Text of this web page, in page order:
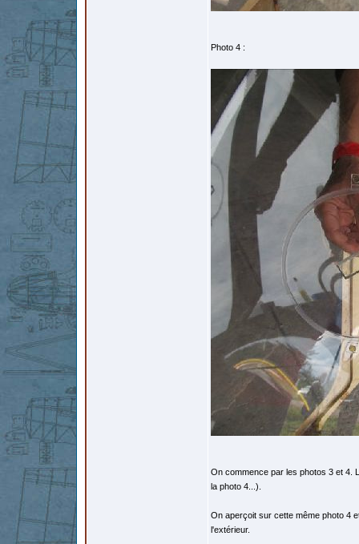
Photo 4 :
On commence par les photos 3 et 4.
la photo 4...).
On aperçoit sur cette même photo 4
l'extérieur.